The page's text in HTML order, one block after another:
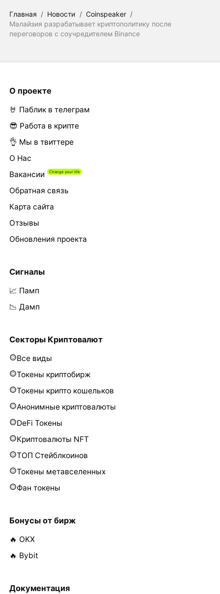
Главная / Новости / Coinspeaker /
Малайзия разрабатывает криптополитику после
переговоров с соучредителем Binance
О проекте
🤘 Паблик в телеграм
😎 Работа в крипте
👌 Мы в твиттере
О Нас
Вакансии
Обратная связь
Карта сайта
Отзывы
Обновления проекта
Сигналы
📈 Памп
📉 Дамп
Секторы Криптовалют
Все виды
Токены криптобирж
Токены крипто кошельков
Анонимные криптовалюты
DeFi Токены
Криптовалюты NFT
ТОП Стейблкоинов
Токены метавселенных
Фан токены
Бонусы от бирж
🔥 OKX
🔥 Bybit
Документация